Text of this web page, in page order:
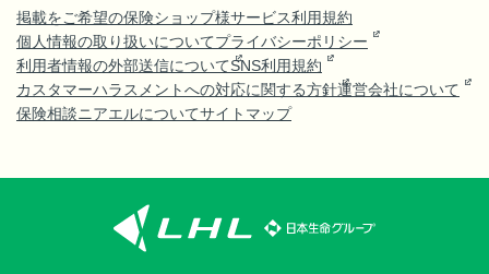
掲載をご希望の保険ショップ様サービス利用規約
個人情報の取り扱いについてプライバシーポリシー
利用者情報の外部送信についてSNS利用規約
カスタマーハラスメントへの対応に関する方針運営会社について
保険相談ニアエルについてサイトマップ